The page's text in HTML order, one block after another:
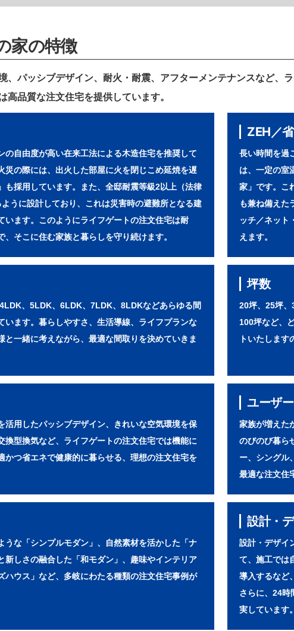
家の特徴
、パッシブデザイン、耐火・耐震、アフターメンテナンスなど、
高品質な注文住宅を提供しています。
の自由度が高い在来工法による木造住宅を推奨して
災の際には、出火した部屋に火を閉じこめ延焼を遅
も採用しています。また、全邸耐震等級2以上（法律
ように設計しており、これは災害時の避難所となる建
います。このようにライフゲートの注文住宅は耐
、そこに住む家族と暮らしを守り続けます。
ZEH／
長い時間を過
は、一定の室
家」です。こ
も兼ね備えた
ッチ／ネット
えます。
、5LDK、6LDK、7LDK、8LDKなどあらゆる間
います。暮らしやすさ、生活導線、ライフプランな
と一緒に考えながら、最適な間取りを決めていきま
坪数
20坪、25坪、
100坪など、
トいたします
活用したパッシブデザイン、きれいな空気環境を保
換型換気など、ライフゲートの注文住宅では機能に
かつ省エネで健康的に暮らせる、理想の注文住宅を
ユーザー
家族が増えた
のびのび暮ら
ー、シングル
最適な注文住
うな「シンプルモダン」、自然素材を活かした「ナ
新しさの融合した「和モダン」、趣味やインテリア
ハウス」など、多岐にわたる種類の注文住宅事例が
設計・
設計・デザイ
て、施工では
導入するなど
さらに、24時
実しています。